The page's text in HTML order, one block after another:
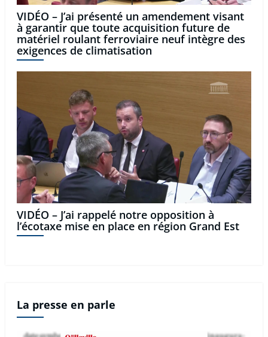
VIDÉO – J’ai présenté un amendement visant
à garantir que toute acquisition future de
matériel roulant ferroviaire neuf intègre des
exigences de climatisation
VIDÉO – J’ai rappelé notre opposition à
l’écotaxe mise en place en région Grand Est
La presse en parle